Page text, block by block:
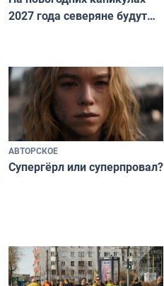
2027 года северяне будут
АВТОРСКОЕ
Супергёрл или суперпровал?